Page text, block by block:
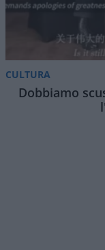
CULTURA
Dobbiamo